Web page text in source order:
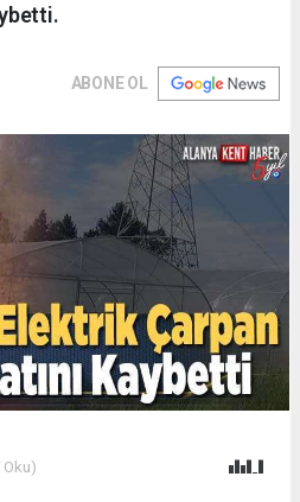
ABONE OL
Oku)